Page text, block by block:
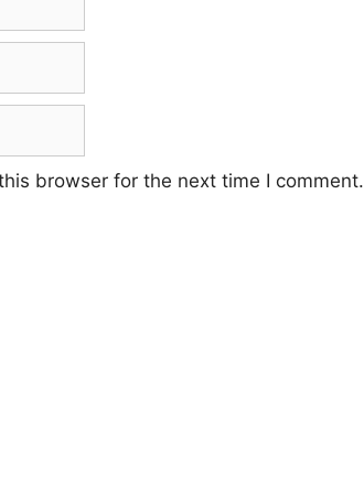
browser for the next time I comment.